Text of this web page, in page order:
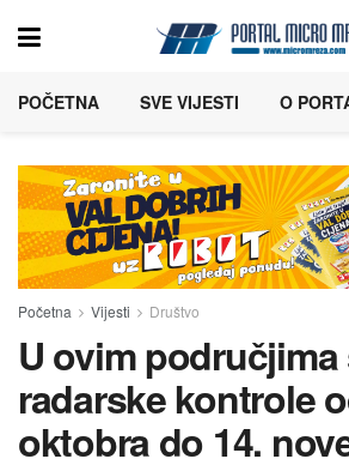
POČETNA SVE VIJESTI O
Početna Vijesti Društvo
U ovim područjima
radarske kontrole
oktobra do 14.